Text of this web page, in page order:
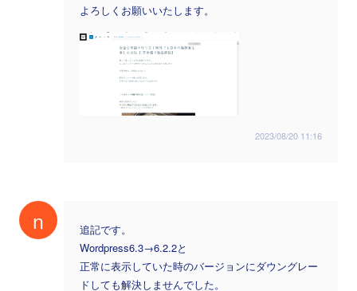
よろしくお願いいたします。
2023/08/20 11:16
n
追記です。
Wordpress6.3→6.2.2と
正常に表示していた時のバージョンにダウングレー
ドしても解決しませんでした。